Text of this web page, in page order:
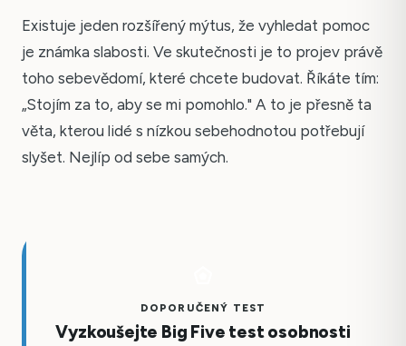
Existuje jeden rozšířený mýtus, že vyhledat pomoc
je známka slabosti. Ve skutečnosti je to projev právě
toho sebevědomí, které chcete budovat. Říkáte tím:
„Stojím za to, aby se mi pomohlo." A to je přesně ta
věta, kterou lidé s nízkou sebehodnotou potřebují
slyšet. Nejlíp od sebe samých.
DOPORUČENÝ TEST
Vyzkoušejte Big Five test osobnosti